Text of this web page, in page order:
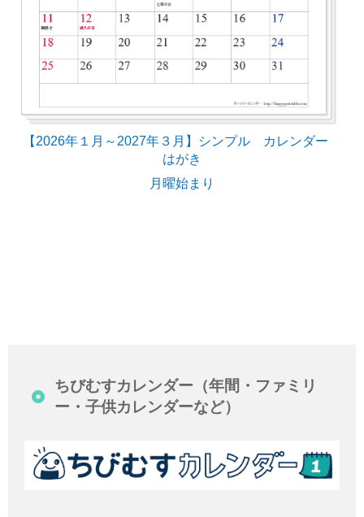
【2026年１月～2027年３月】シンプル カレンダー
はがき
月曜始まり
ちびむすカレンダー（年間・ファミリ
ー・子供カレンダーなど）